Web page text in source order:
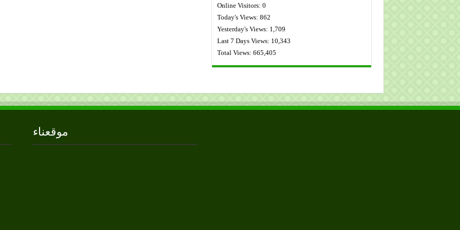
Online Visitors: 0
Today's Views: 862
Yesterday's Views: 1,709
Last 7 Days Views: 10,343
Total Views: 665,405
موقعناء